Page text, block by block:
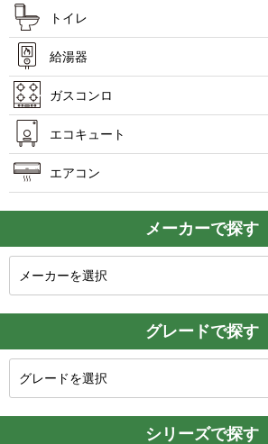
トイレ
給湯器
ガスコンロ
エコキュート
エアコン
メーカーで探す
グレードで探す
シリーズで探す